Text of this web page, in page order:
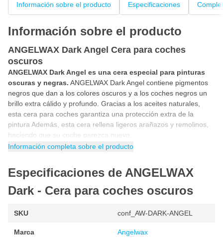
Información sobre el producto Especificaciones
Información sobre el producto
ANGELWAX Dark Angel Cera para coches
oscuros
ANGELWAX Dark Angel es una cera especial para pinturas
oscuras y negras. ANGELWAX Dark Angel contiene pigmentos
negros que dan a los colores oscuros y a los coches negros un
brillo extra cálido y profundo. Gracias a los aceites naturales,
esta cera para coches garantiza una protección extra de la
pintura Además, esta cera rellena ligeros arañazos y remolinos,
haciendo que su coche parezca nuevo....
Dark Angel es la mejor cera de coche para dar a su pintura el
máximo brillo Los pigmentos negros y los aceites naturales
hacen que el coche sea aún más negro y brillante Además, esta
le da un color negro radiante.
¿Cómo aplicar la cera para coches ANGELWAX Dark
Información completa sobre el producto
Especificaciones de ANGELWAX
Dark - Cera para coches oscuros
SKU conf_AW-DARK-ANGEL
Marca Angelwax